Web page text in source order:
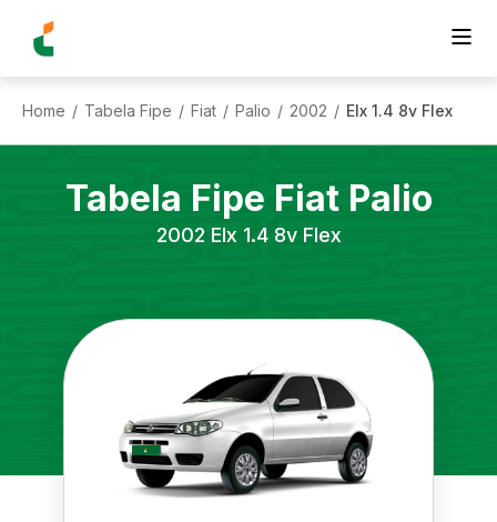
Home / Tabela Fipe / Fiat / Palio / 2002 / Elx 1.4 8v Flex
Tabela Fipe Fiat Palio
2002 Elx 1.4 8v Flex